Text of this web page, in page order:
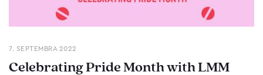
7. SEPTEMBRA 2022
Celebrating Pride Month with LMM